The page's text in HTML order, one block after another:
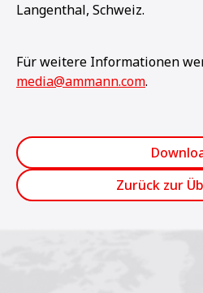
Langenthal, Schweiz.
Für weitere Informationen
media@ammann.com.
Zurück zur